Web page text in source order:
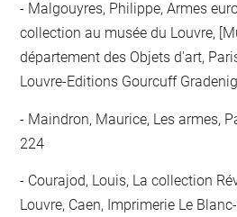
Malgouyres, Philippe, Armes
collection au musée du Louvre,
département des Objets d'art,
Louvre-Editions Gourcuff
Maindron, Maurice, Les armes,
224
Courajod, Louis, La collection
Louvre, Caen, Imprimerie Le